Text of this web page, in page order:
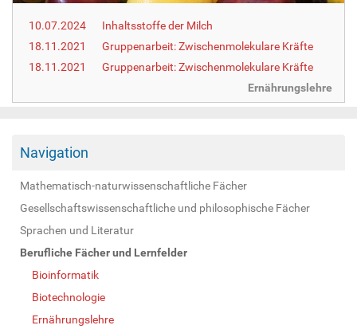
10.07.2024
Inhaltsstoffe der Milch
18.11.2021
Gruppenarbeit: Zwischenmolekulare Kräfte
18.11.2021
Gruppenarbeit: Zwischenmolekulare Kräfte
Ernährungslehre
Navigation
Mathematisch-naturwissenschaftliche Fächer
Gesellschaftswissenschaftliche und philosophische Fächer
Sprachen und Literatur
Berufliche Fächer und Lernfelder
Bioinformatik
Biotechnologie
Ernährungslehre